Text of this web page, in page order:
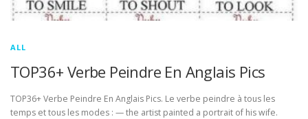
ALL
TOP36+ Verbe Peindre En Anglais Pics
TOP36+ Verbe Peindre En Anglais Pics. Le verbe peindre à tous les
temps et tous les modes : — the artist painted a portrait of his wife.